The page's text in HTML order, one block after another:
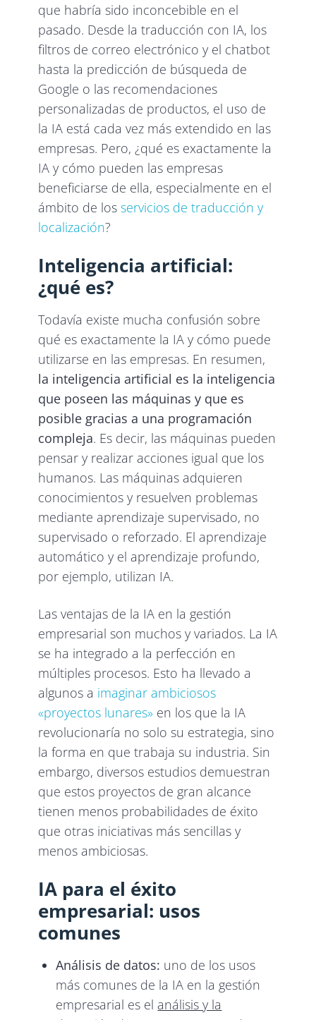
que habría sido inconcebible en el
pasado. Desde la traducción con IA, los
filtros de correo electrónico y el chatbot
hasta la predicción de búsqueda de
Google o las recomendaciones
personalizadas de productos, el uso de
la IA está cada vez más extendido en las
empresas. Pero, ¿qué es exactamente la
IA y cómo pueden las empresas
beneficiarse de ella, especialmente en el
ámbito de los servicios de traducción y
localización?
Inteligencia artificial:
¿qué es?
Todavía existe mucha confusión sobre
qué es exactamente la IA y cómo puede
utilizarse en las empresas. En resumen,
la inteligencia artificial es la inteligencia
que poseen las máquinas y que es
posible gracias a una programación
compleja. Es decir, las máquinas pueden
pensar y realizar acciones igual que los
humanos. Las máquinas adquieren
conocimientos y resuelven problemas
mediante aprendizaje supervisado, no
supervisado o reforzado. El aprendizaje
automático y el aprendizaje profundo,
por ejemplo, utilizan IA.
Las ventajas de la IA en la gestión
empresarial son muchos y variados. La IA
se ha integrado a la perfección en
múltiples procesos. Esto ha llevado a
algunos a imaginar ambiciosos
«proyectos lunares» en los que la IA
revolucionaría no solo su estrategia, sino
la forma en que trabaja su industria. Sin
embargo, diversos estudios demuestran
que estos proyectos de gran alcance
tienen menos probabilidades de éxito
que otras iniciativas más sencillas y
menos ambiciosas.
IA para el éxito
empresarial: usos
comunes
Análisis de datos: uno de los usos
más comunes de la IA en la gestión
empresarial es elanálisis y la